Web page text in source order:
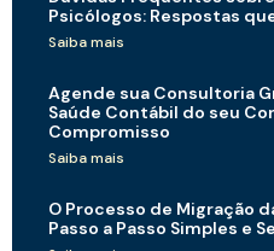
Psicólogos: Respostas
Saiba mais
Agende sua Consultoria
Saúde Contábil do seu
Compromisso
Saiba mais
O Processo de Migração
Passo a Passo Simples e